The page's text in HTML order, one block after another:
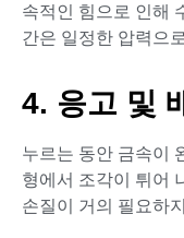
속적인 힘으로 인해
간은 일정한 압력으
4. 응고 및
누르는 동안 금속이
형에서 조각이 튀어
손질이 거의 필요하